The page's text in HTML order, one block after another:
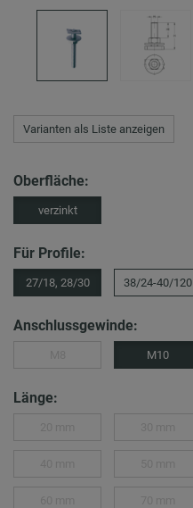
Varianten als Liste anzeigen
Oberfläche:
verzinkt
Für Profile:
27/18, 28/30 38/24-40/120
Anschlussgewinde:
M10
Länge: